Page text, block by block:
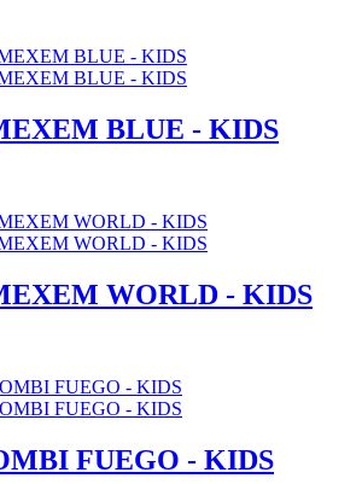
BLUE - KIDS
WORLD - KIDS
FUEGO - KIDS